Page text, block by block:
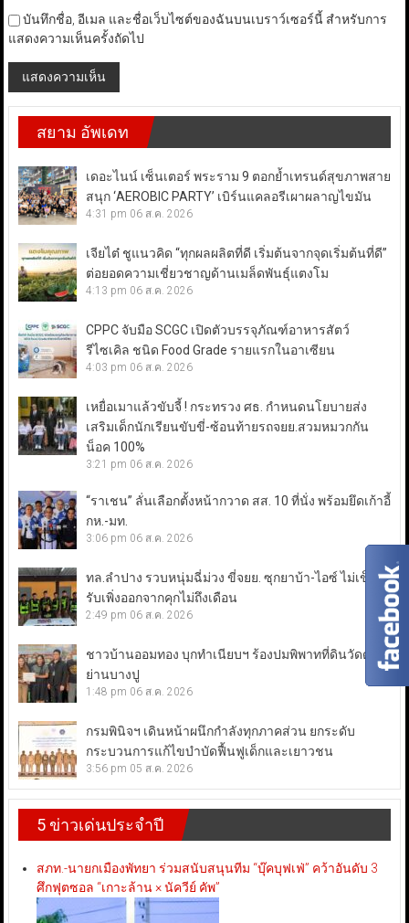
บันทึกชื่อ, อีเมล และชื่อเว็บไซต์ของฉันบนเบราว์เซอร์นี้ สำหรับการ
แสดงความเห็นครั้งถัดไป
สยาม อัพเดท
เดอะไนน์ เซ็นเตอร์ พระราม 9 ตอกย้ำเทรนด์สุขภาพสาย
สนุก ‘AEROBIC PARTY’ เบิร์นแคลอรีเผาผลาญไขมัน
4:31 pm 06 ส.ค. 2026
เจียไต๋ ชูแนวคิด “ทุกผลผลิตที่ดี เริ่มต้นจากจุดเริ่มต้นที่ดี”
ต่อยอดความเชี่ยวชาญด้านเมล็ดพันธุ์แตงโม
4:13 pm 06 ส.ค. 2026
CPPC จับมือ SCGC เปิดตัวบรรจุภัณฑ์อาหารสัตว์
รีไซเคิล ชนิด Food Grade รายแรกในอาเซียน
4:03 pm 06 ส.ค. 2026
เหยื่อเมาแล้วขับจี้ ! กระทรวง ศธ. กำหนดนโยบายส่ง
เสริมเด็กนักเรียนขับขี่-ซ้อนท้ายรถจยย.สวมหมวกกัน
น็อค 100%
3:21 pm 06 ส.ค. 2026
“ราเชน” ลั่นเลือกตั้งหน้ากวาด สส. 10 ที่นั่ง พร้อมยึดเก้าอี้
กห.-มท.
3:06 pm 06 ส.ค. 2026
ทล.ลำปาง รวบหนุ่มฉี่ม่วง ขี่จยย. ซุกยาบ้า-ไอซ์ ไม่เข็ด!
รับเพิ่งออกจากคุกไม่ถึงเดือน
2:49 pm 06 ส.ค. 2026
ชาวบ้านออมทอง บุกทำเนียบฯ ร้องปมพิพาทที่ดินวัดดัง
ย่านบางปู
1:48 pm 06 ส.ค. 2026
กรมพินิจฯ เดินหน้าผนึกกำลังทุกภาคส่วน ยกระดับ
กระบวนการแก้ไขบำบัดฟื้นฟูเด็กและเยาวชน
3:56 pm 05 ส.ค. 2026
5 ข่าวเด่นประจำปี
สภท.-นายกเมืองพัทยา ร่วมสนับสนุนทีม “บุ๊คบุฟเฟ่” คว้าอันดับ 3
ศึกฟุตซอล “เกาะล้าน × นัควีย์ คัพ”